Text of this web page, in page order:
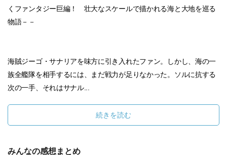
くファンタジー巨編！ 壮大なスケールで描かれる海と大地を巡る
物語－－
海賊ジーゴ・サナリアを味方に引き入れたファン。しかし、海の一
族全艦隊を相手するには、まだ戦力が足りなかった。ソルに抗する
次の一手、それはサナル...
続きを読む
みんなの感想まとめ